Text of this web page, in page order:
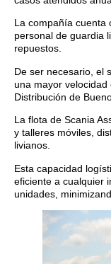
La compañía cuenta
personal de guardia
repuestos.
De ser necesario, el
una mayor
Distribución de
La flota de Scania
y talleres móviles,
livianos.
Esta capacidad
eficiente a cualquier
unidades,